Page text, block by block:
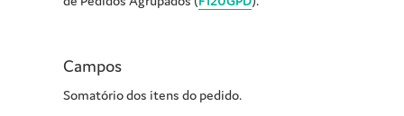
Campos
Somatório dos itens do pedido.